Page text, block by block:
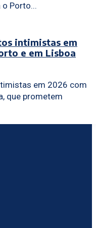
o Porto...
intimistas em
e em Lisboa
em 2026 com
que prometem